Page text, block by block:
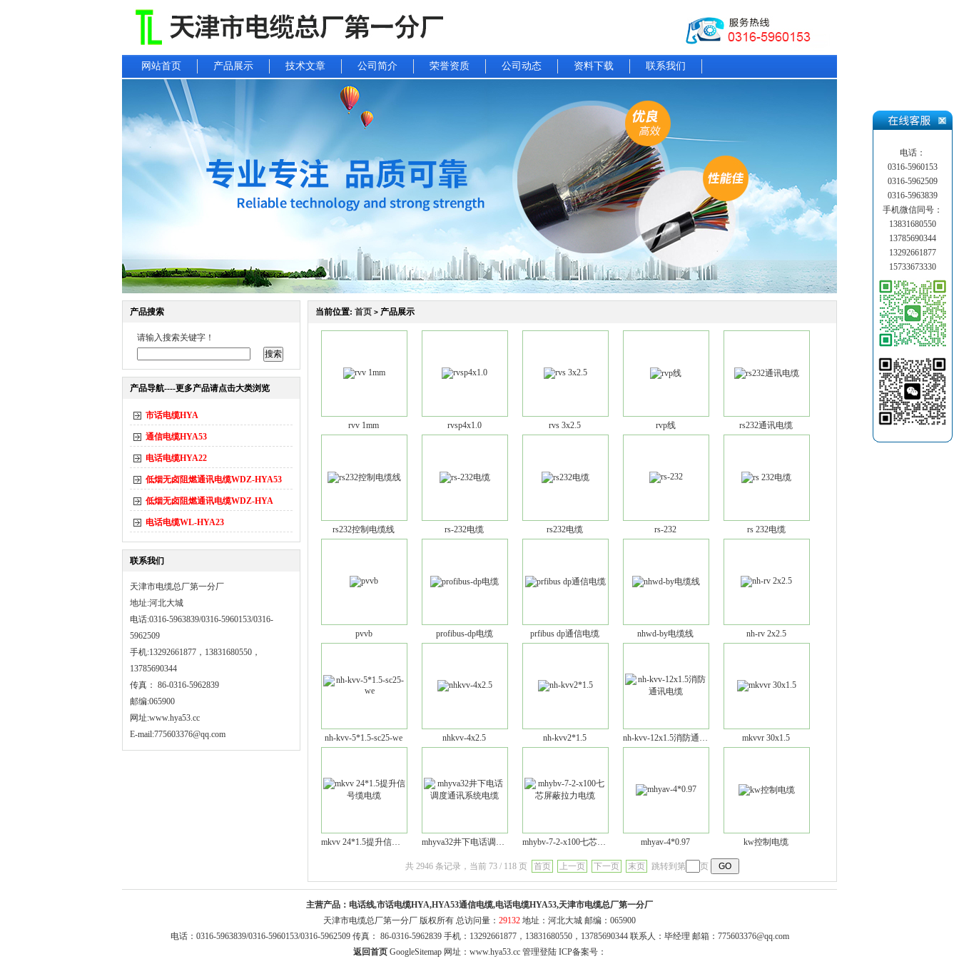
网站首页 产品展示 技术文章 公司简介 荣誉资质 公司动态 资料下载 联系我们
产品搜索
请输入搜索关键字！
产品导航----更多产品请点击大类浏览
市话电缆HYA
通信电缆HYA53
电话电缆HYA22
低烟无卤阻燃通讯电缆WDZ-HYA53
低烟无卤阻燃通讯电缆WDZ-HYA
电话电缆WL-HYA23
联系我们
天津市电缆总厂第一分厂
地址:河北大城
电话:0316-5963839/0316-5960153/0316-
5962509
手机:13292661877，13831680550，
13785690344
传真： 86-0316-5962839
邮编:065900
网址:www.hya53.cc
E-mail:775603376@qq.com
当前位置: 首页 > 产品展示
rvv 1mm rvsp4x1.0 rvs 3x2.5 rvp线 rs232通讯电缆
rs232控制电缆线 rs-232电缆 rs232电缆 rs-232 rs 232电缆
pvvb profibus-dp电缆 prfibus dp通信电缆 nhwd-by电缆线 nh-rv 2x2.5
nh-kvv-5*1.5-sc25-we nhkvv-4x2.5 nh-kvv2*1.5 nh-kvv-12x1.5消防通讯电缆 mkvvr 30x1.5
mkvv 24*1.5提升信号缆电缆 mhyva32井下电话调度通讯系统电缆 mhybv-7-2-x100七芯屏蔽拉力电缆 mhyav-4*0.97 kw控制电缆
共 2946 条记录，当前 73 / 118 页 首页 上一页 下一页 末页 跳转到第 页
主营产品： 电话线,市话电缆HYA,HYA53通信电缆,电话电缆HYA53,天津市电缆总厂第一分厂
天津市电缆总厂第一分厂 版权所有 总访问量： 29132 地址：河北大城 邮编：065900
电话：0316-5963839/0316-5960153/0316-5962509 传真： 86-0316-5962839 手机：13292661877，13831680550，13785690344 联系人：毕经理 邮箱： 775603376@qq.com
返回首页 GoogleSitemap网址： www.hya53.cc 管理登陆ICP备案号：
电话：
0316-5960153
0316-5962509
0316-5963839
手机微信同号：
13831680550
13785690344
13292661877
15733673330